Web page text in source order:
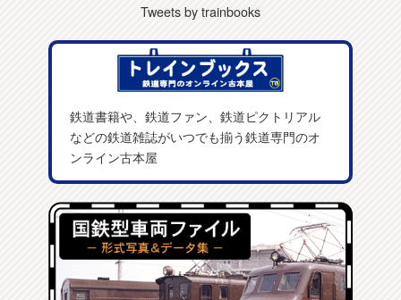
Tweets by trainbooks
鉄道書籍や、鉄道ファン、鉄道ピクトリアル
などの鉄道雑誌がいつでも揃う鉄道専門のオ
ンライン古本屋